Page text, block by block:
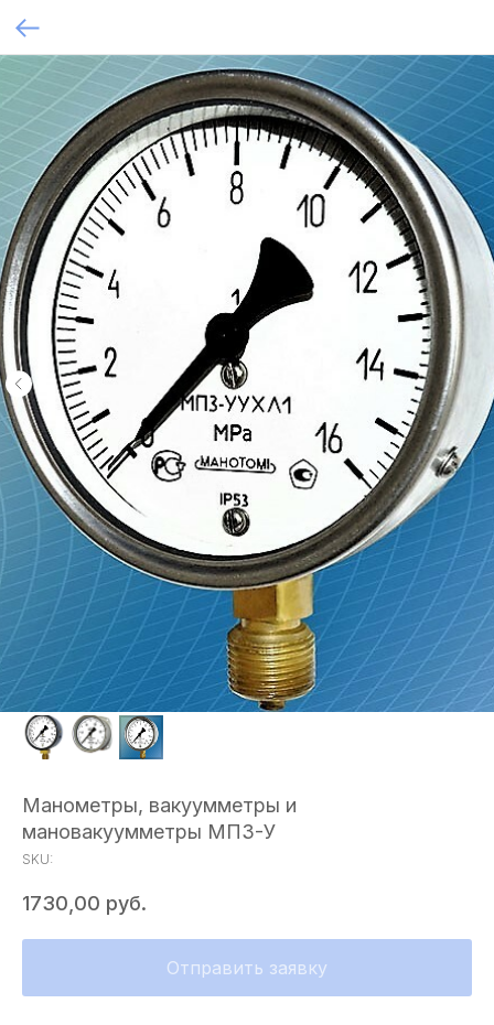
Манометры, вакуумметры и
мановакуумметры МП3-У
SKU:
1730,00 руб.
Отправить заявку